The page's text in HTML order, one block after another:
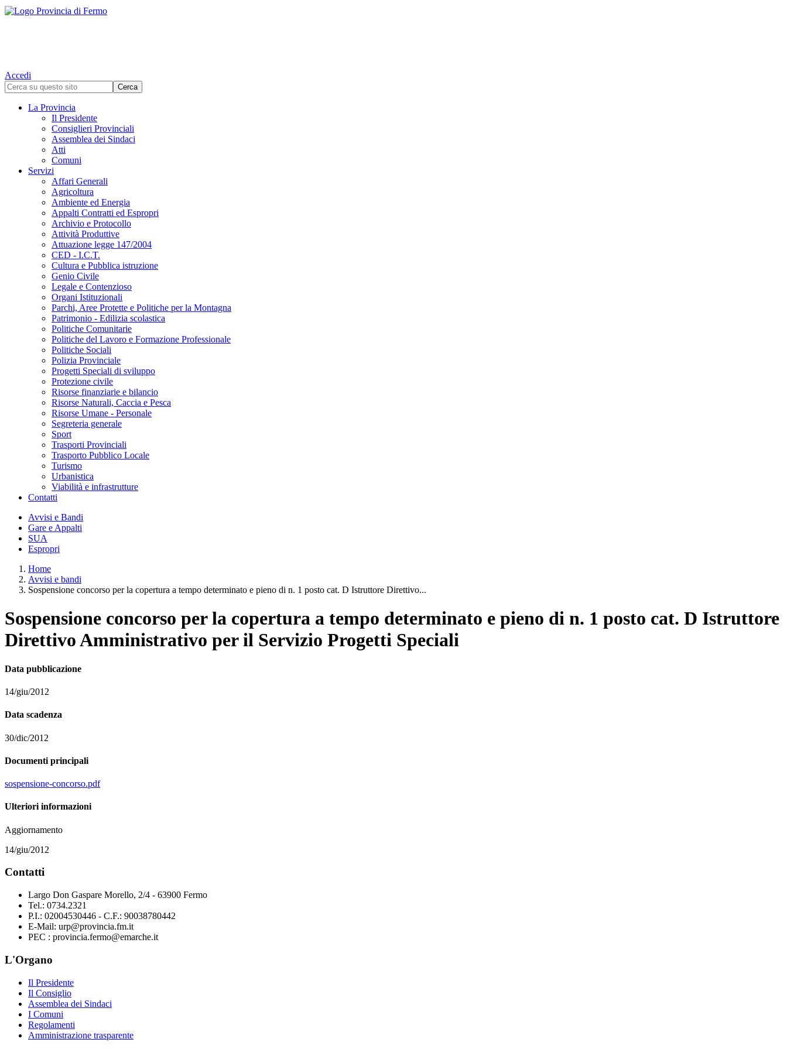
Accedi
La Provincia
Il Presidente
Consiglieri Provinciali
Assemblea dei Sindaci
Atti
Comuni
Servizi
Affari Generali
Agricoltura
Ambiente ed Energia
Appalti Contratti ed Espropri
Archivio e Protocollo
Attività Produttive
Attuazione legge 147/2004
CED - I.C.T.
Cultura e Pubblica istruzione
Genio Civile
Legale e Contenzioso
Organi Istituzionali
Parchi, Aree Protette e Politiche per la Montagna
Patrimonio - Edilizia scolastica
Politiche Comunitarie
Politiche del Lavoro e Formazione Professionale
Politiche Sociali
Polizia Provinciale
Progetti Speciali di sviluppo
Protezione civile
Risorse finanziarie e bilancio
Risorse Naturali, Caccia e Pesca
Risorse Umane - Personale
Segreteria generale
Sport
Trasporti Provinciali
Trasporto Pubblico Locale
Turismo
Urbanistica
Viabilità e infrastrutture
Contatti
Avvisi e Bandi
Gare e Appalti
SUA
Espropri
Home
Avvisi e bandi
Sospensione concorso per la copertura a tempo determinato e pieno di n. 1 posto cat. D Istruttore Direttivo...
Sospensione concorso per la copertura a tempo determinato e pieno di n. 1 posto cat. D Istruttore
Direttivo Amministrativo per il Servizio Progetti Speciali
Data pubblicazione
14/giu/2012
Data scadenza
30/dic/2012
Documenti principali
sospensione-concorso.pdf
Ulteriori informazioni
Aggiornamento
14/giu/2012
Contatti
Largo Don Gaspare Morello, 2/4 - 63900 Fermo
Tel.: 0734.2321
P.I.: 02004530446 - C.F.: 90038780442
E-Mail: urp@provincia.fm.it
PEC : provincia.fermo@emarche.it
L'Organo
Il Presidente
Il Consiglio
Assemblea dei Sindaci
I Comuni
Regolamenti
Amministrazione trasparente